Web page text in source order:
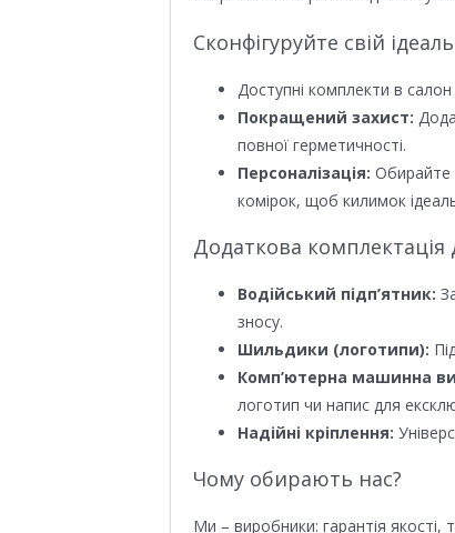
Сконфігуруйте свій
Доступні комплекти в
Покращений захист:
повної герметичності.
Персоналізація: Обирайте
комірок, щоб килимок
Додаткова комплектація
Водійський підп’ятник:
зносу.
Шильдики (логотипи):
Комп’ютерна машинна
логотип чи напис для
Надійні кріплення:
Чому обирають нас?
Ми – виробники: гарантія